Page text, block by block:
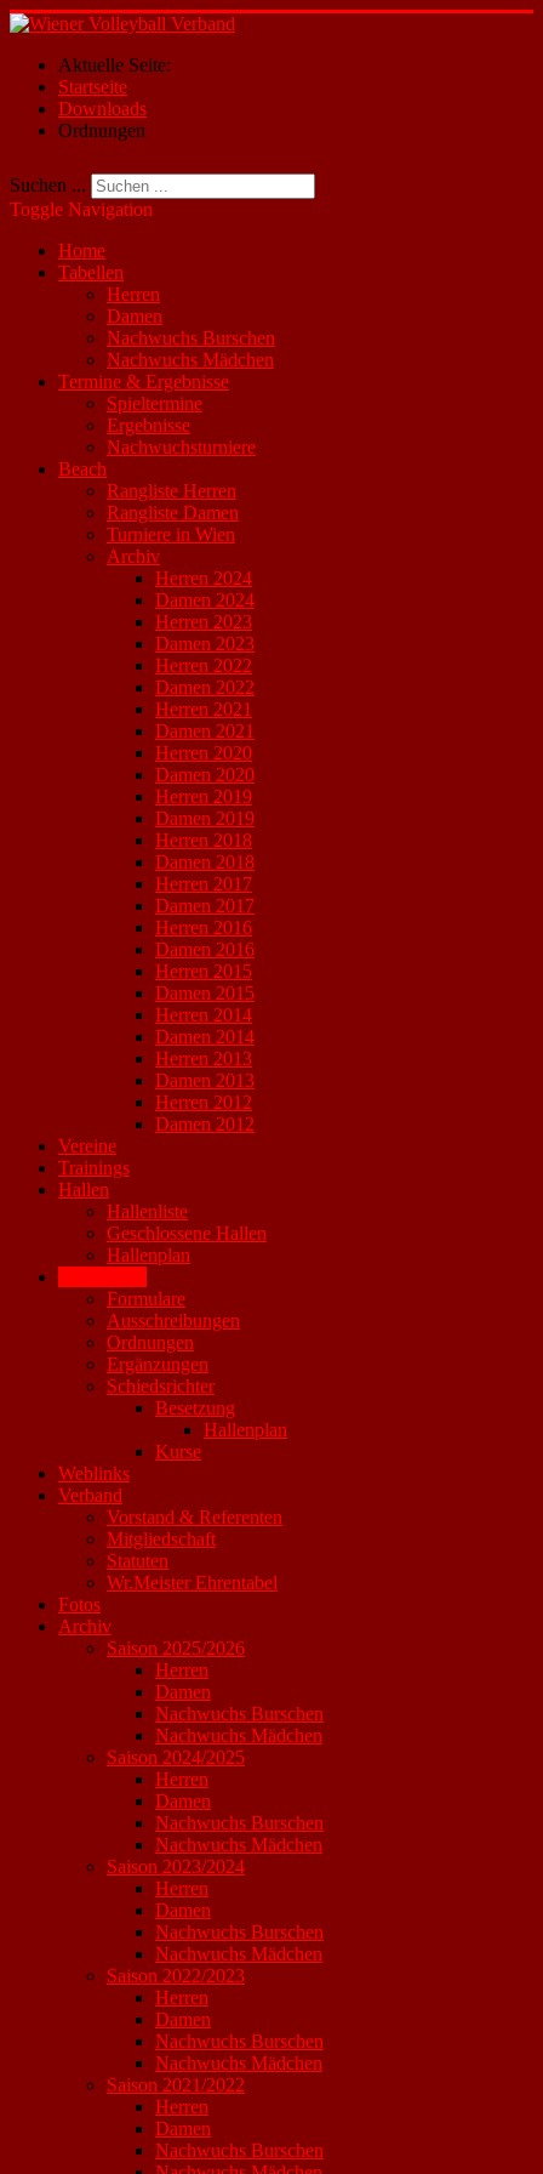
Aktuelle Seite:
Startseite
Downloads
Ordnungen
Suchen ...
Toggle Navigation
Home
Tabellen
Herren
Damen
Nachwuchs Burschen
Nachwuchs Mädchen
Termine & Ergebnisse
Spieltermine
Ergebnisse
Nachwuchsturniere
Beach
Rangliste Herren
Rangliste Damen
Turniere in Wien
Archiv
Herren 2024
Damen 2024
Herren 2023
Damen 2023
Herren 2022
Damen 2022
Herren 2021
Damen 2021
Herren 2020
Damen 2020
Herren 2019
Damen 2019
Herren 2018
Damen 2018
Herren 2017
Damen 2017
Herren 2016
Damen 2016
Herren 2015
Damen 2015
Herren 2014
Damen 2014
Herren 2013
Damen 2013
Herren 2012
Damen 2012
Vereine
Trainings
Hallen
Hallenliste
Geschlossene Hallen
Hallenplan
Formulare
Ausschreibungen
Ordnungen
Ergänzungen
Schiedsrichter
Besetzung
Hallenplan
Kurse
Weblinks
Verband
Vorstand & Referenten
Mitgliedschaft
Statuten
Wr.Meister Ehrentabel
Fotos
Archiv
Saison 2025/2026
Herren
Damen
Nachwuchs Burschen
Nachwuchs Mädchen
Saison 2024/2025
Herren
Damen
Nachwuchs Burschen
Nachwuchs Mädchen
Saison 2023/2024
Herren
Damen
Nachwuchs Burschen
Nachwuchs Mädchen
Saison 2022/2023
Herren
Damen
Nachwuchs Burschen
Nachwuchs Mädchen
Saison 2021/2022
Herren
Damen
Nachwuchs Burschen